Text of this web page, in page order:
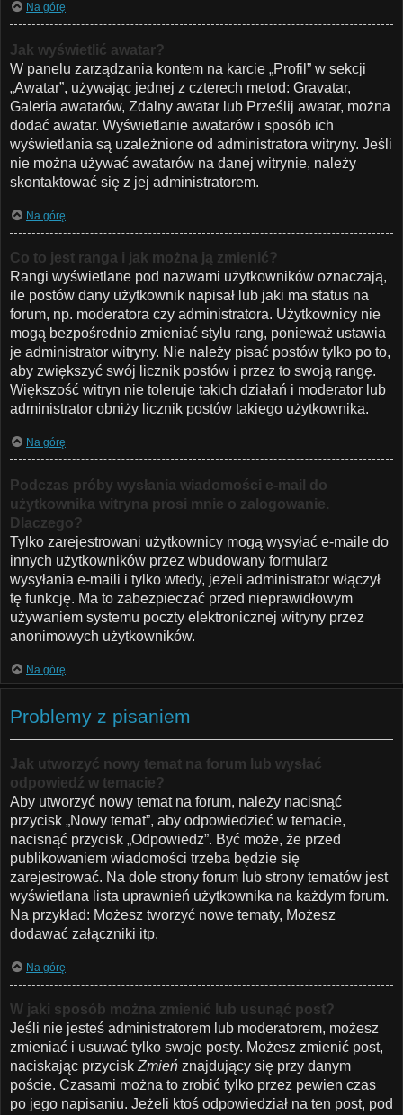
Na górę
Jak wyświetlić awatar?
W panelu zarządzania kontem na karcie „Profil” w sekcji
„Awatar”, używając jednej z czterech metod: Gravatar,
Galeria awatarów, Zdalny awatar lub Prześlij awatar, można
dodać awatar. Wyświetlanie awatarów i sposób ich
wyświetlania są uzależnione od administratora witryny. Jeśli
nie można używać awatarów na danej witrynie, należy
skontaktować się z jej administratorem.
Na górę
Co to jest ranga i jak można ją zmienić?
Rangi wyświetlane pod nazwami użytkowników oznaczają,
ile postów dany użytkownik napisał lub jaki ma status na
forum, np. moderatora czy administratora. Użytkownicy nie
mogą bezpośrednio zmieniać stylu rang, ponieważ ustawia
je administrator witryny. Nie należy pisać postów tylko po to,
aby zwiększyć swój licznik postów i przez to swoją rangę.
Większość witryn nie toleruje takich działań i moderator lub
administrator obniży licznik postów takiego użytkownika.
Na górę
Podczas próby wysłania wiadomości e-mail do
użytkownika witryna prosi mnie o zalogowanie.
Dlaczego?
Tylko zarejestrowani użytkownicy mogą wysyłać e-maile do
innych użytkowników przez wbudowany formularz
wysyłania e-maili i tylko wtedy, jeżeli administrator włączył
tę funkcję. Ma to zabezpieczać przed nieprawidłowym
używaniem systemu poczty elektronicznej witryny przez
anonimowych użytkowników.
Na górę
Problemy z pisaniem
Jak utworzyć nowy temat na forum lub wysłać
odpowiedź w temacie?
Aby utworzyć nowy temat na forum, należy nacisnąć
przycisk „Nowy temat”, aby odpowiedzieć w temacie,
nacisnąć przycisk „Odpowiedz”. Być może, że przed
publikowaniem wiadomości trzeba będzie się
zarejestrować. Na dole strony forum lub strony tematów jest
wyświetlana lista uprawnień użytkownika na każdym forum.
Na przykład: Możesz tworzyć nowe tematy, Możesz
dodawać załączniki itp.
Na górę
W jaki sposób można zmienić lub usunąć post?
Jeśli nie jesteś administratorem lub moderatorem, możesz
zmieniać i usuwać tylko swoje posty. Możesz zmienić post,
naciskając przycisk Zmień znajdujący się przy danym
poście. Czasami można to zrobić tylko przez pewien czas
po jego napisaniu. Jeżeli ktoś odpowiedział na ten post, pod